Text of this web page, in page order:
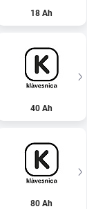
18 Ah
40 Ah
80 Ah